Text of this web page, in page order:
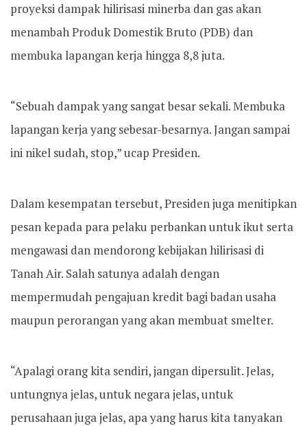
proyeksi dampak hilirisasi minerba dan gas akan
menambah Produk Domestik Bruto (PDB) dan
membuka lapangan kerja hingga 8,8 juta.
“Sebuah dampak yang sangat besar sekali. Membuka
lapangan kerja yang sebesar-besarnya. Jangan sampai
ini nikel sudah, stop,” ucap Presiden.
Dalam kesempatan tersebut, Presiden juga menitipkan
pesan kepada para pelaku perbankan untuk ikut serta
mengawasi dan mendorong kebijakan hilirisasi di
Tanah Air. Salah satunya adalah dengan
mempermudah pengajuan kredit bagi badan usaha
maupun perorangan yang akan membuat smelter.
“Apalagi orang kita sendiri, jangan dipersulit. Jelas,
untungnya jelas, untuk negara jelas, untuk
perusahaan juga jelas, apa yang harus kita tanyakan